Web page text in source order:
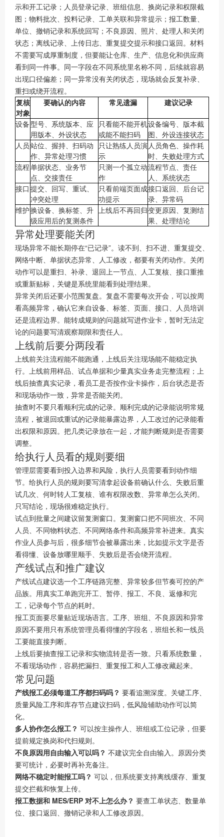
示和开工记录；人员登录记录、班组信息、换岗记录和权限截
图；物料批次、投料记录、工单关联和异常提示；报工数量、
单位、撤销记录和系统回写；不良原因、照片、处理人和关闭
状态；离线记录、上传日志、重复提交提示和接口返回。材料
不需要写成厚重制度，但要能让仓库、生产、信息化和供应商
看到同一件事。同一字段在不同系统里名称不同，后续就容易
出现口径偏差；同一异常没有关闭状态，现场就会反复补录、
重扫或绕开流程。
复核
对象
要确认的内容 常见遗漏 建议记录
设备型号、系统版本、应
用版本、外设状态
只看能不能开机
或能不能扫码
设备编号、版本截
图、外设连接状态
人员站位、握持、扫码动
作、异常处理习惯
只让熟练人员演
示
人员角色、操作耗
时、失败处理方式
流程单据状态、业务节
点、交接责任
只测一个孤立动
作
流程节点、责任
人、系统状态
接口 提交、回写、重试、
冲突处理
只看前端页面成
功提示
接口返回、后台记
录、异常码
维护换设备、换标签、升
级应用后的复测条件
上线后不再回归变更原因、复测结
果、处理结论
异常处理要能关闭
现场异常不能长期停在“已记录”。读不到、扫不进、重复提交、
网络中断、单据状态异常、人工修改，都要有关闭动作。关闭
动作可以是重扫、补录、退回上一节点、人工复核、接口重推
或重新贴标，关键是系统里能看到处理结果。
异常关闭后还要小范围复盘。复盘不需要每次开会，可以按周
看高频异常，确认它来自设备、标签、页面、接口、人员培训
还是流程边界。能转成规则的问题就写进作业卡，暂时无法定
论的问题要写清观察期限和责任人。
上线前后要分两段看
上线前关注流程能不能跑通，上线后关注现场能不能稳定执
行。上线前用样品、试点单据和少量真实业务走完整流程；上
线后抽查真实记录，看员工是否按作业卡操作，后台状态是否
和现场动作一致，异常是否能关闭。
抽查时不要只看顺利完成的记录。顺利完成的记录能说明常规
流程，被退回或重试的记录能暴露边界，人工改过的记录能看
出权限和原因。把几类记录放在一起，才能判断规则是否需要
调整。
给执行人员看的规则要细
管理层需要看到投入边界和风险，执行人员需要看到动作细
节。给执行人员的规则要写清拿起设备前确认什么、失败后重
试几次、何时转人工复核、谁有权限改数、异常单怎么关闭。
只写结论，现场很难稳定执行。
试点到批量之间建议留复测窗口。复测窗口把不同班次、不同
人员、不同物料状态、不同网络条件和高频异常补进来。真实
作业人员参与后，很多细节会被暴露出来，比如提示文字是否
看得懂、设备放哪里顺手、失败后是否会绕开流程。
产线试点和推广建议
产线试点建议选一个工序链路完整、异常较多但节奏可控的产
品族。用真实工单跑完开工、暂停、报工、不良、返修和完
工，记录每个节点的耗时。
报工页面要尽量贴近现场语言。工序、班组、不良原因和异常
原因不要用只有系统管理员看得懂的字段名，班组长和一线员
工要能直接判断。
上线后要抽查报工记录和实物流转是否一致。只看系统数量，
不看现场动作，容易把漏扫、重复报工和人工修改藏起来。
常见问题
产线报工必须每道工序都扫码吗？ 要看追溯深度。关键工序、
质量风险工序和库存节点建议扫码，低风险辅助动作可以简
化。
多人协作怎么报工？ 可以按主操作人、班组或工位记录，但要
提前规定换岗和代扫规则。
不良原因用自由输入可以吗？ 不建议完全自由输入。原因分类
要可统计，必要时再补充备注。
网络不稳定时能报工吗？ 可以，但系统要支持离线缓存、重复
提交拦截和恢复上传。
报工数据和 MES/ERP 对不上怎么办？ 要查工单状态、数量单
位、接口返回、撤销记录和人工修改原因。